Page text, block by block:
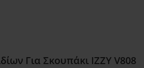
Για Σκουπάκι IZZY V808